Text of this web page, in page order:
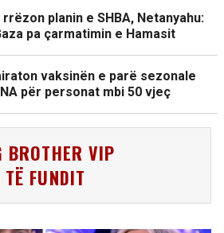
planin e SHBA, Netanyahu:
pa çarmatimin e Hamasit
vaksinën e parë sezonale
për personat mbi 50 vjeç
BROTHER VIP
TË FUNDIT